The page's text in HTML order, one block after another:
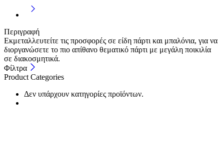
Περιγραφή
Εκμεταλλευτείτε τις προσφορές σε είδη πάρτι και μπαλόνια, για να
διοργανώσετε το πιο απίθανο θεματικό πάρτι με μεγάλη ποικιλία
σε διακοσμητικά.
Φίλτρα
Product Categories
Δεν υπάρχουν κατηγορίες προϊόντων.